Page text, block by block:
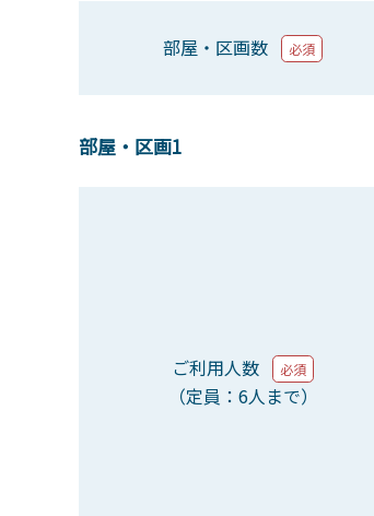
部屋・区画数 必須
部屋・区画1
ご利用人数 必須
（定員：6人まで）